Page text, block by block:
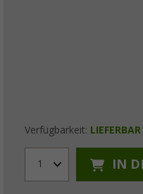
Verfügbarkeit:
1 IN